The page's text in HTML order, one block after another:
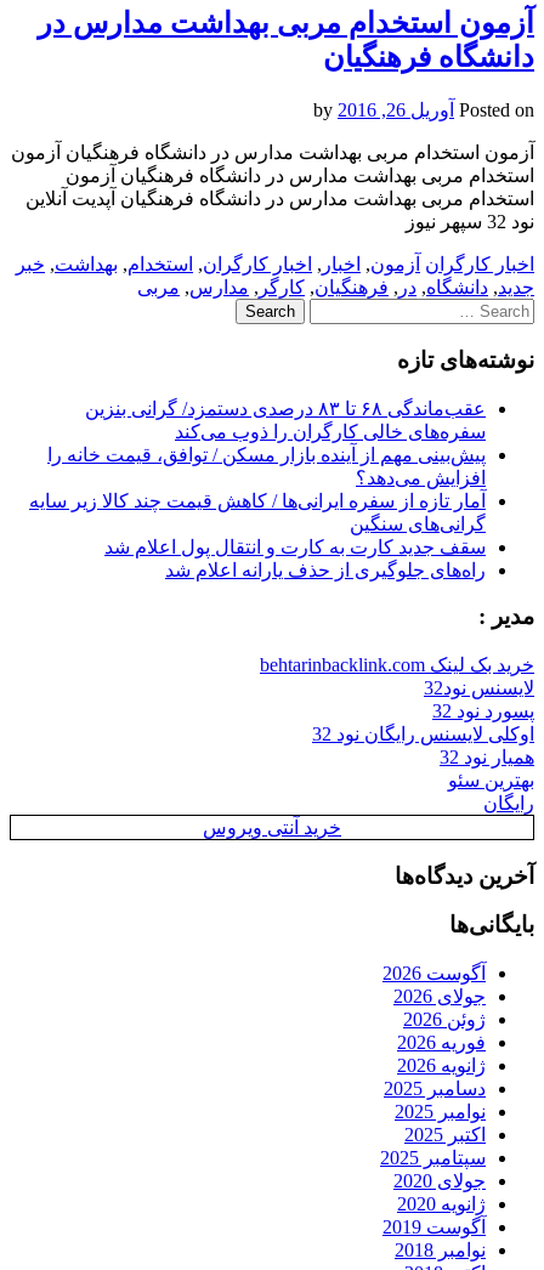
آزمون استخدام مربی بهداشت مدارس در
دانشگاه فرهنگیان
Posted on آوریل 26, 2016
آزمون استخدام مربی بهداشت مدارس در دانشگاه فرهنگیان آزمون
استخدام مربی بهداشت مدارس در دانشگاه فرهنگیان آزمون
استخدام مربی بهداشت مدارس در دانشگاه فرهنگیان آپدیت آنلاین
نود 32 سپهر نیوز
اخبار کارگران آزمون, اخبار , اخبار کارگران, استخدام, بهداشت, خبر
جدید, دانشگاه, در , فرهنگیان, کارگر , مدارس, مربی
Search
for:
نوشته‌های تازه
عقب‌ماندگی ۶۸ تا ۸۳ درصدی دستمزد/ گرانی بنزین
سفره‌های خالی کارگران را ذوب می‌کند
پیش‌بینی مهم از آینده بازار مسکن / توافق، قیمت خانه را
افزایش می‌دهد؟
آمار تازه از سفره ایرانی‌ها / کاهش قیمت چند کالا زیر سایه
گرانی‌های سنگین
سقف جدید کارت به کارت و انتقال پول اعلام شد
راه‌های جلوگیری از حذف یارانه اعلام شد
مدیر :
خرید بک لینک behtarinbacklink.com
لایسنس نود32
پسورد نود 32
اوکلی لایسنس رایگان نود 32
همیار نود 32
بهترین سئو
رایگان
خرید آنتی ویروس
آخرین دیدگاه‌ها
بایگانی‌ها
آگوست 2026
جولای 2026
ژوئن 2026
فوریه 2026
ژانویه 2026
دسامبر 2025
نوامبر 2025
اکتبر 2025
سپتامبر 2025
جولای 2020
ژانویه 2020
آگوست 2019
نوامبر 2018